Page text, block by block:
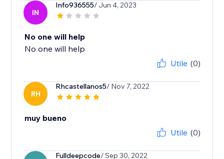
IN
Info936555/ Jun 4, 2023
No one will help
No one will help
Utile (0)
RH
Rhcastellanos5/ Nov 7, 2022
muy bueno
Utile (0)
Fulldeepcode/ Sep 30, 2022